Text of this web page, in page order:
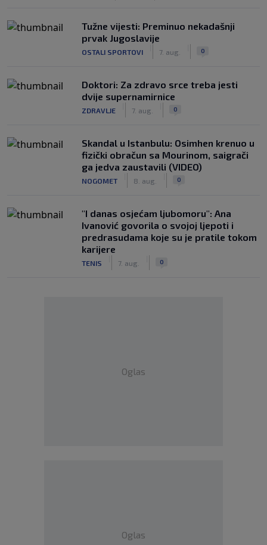
Tužne vijesti: Preminuo nekadašnji
prvak Jugoslavije
OSTALI SPORTOVI 7. aug. 0
Doktori: Za zdravo srce treba jesti
dvije supernamirnice
ZDRAVLJE 7. aug. 0
Skandal u Istanbulu: Osimhen krenuo u
fizički obračun sa Mourinom, saigrači
ga jedva zaustavili (VIDEO)
NOGOMET 8. aug. 0
"I danas osjećam ljubomoru": Ana
Ivanović govorila o svojoj ljepoti i
predrasudama koje su je pratile tokom
karijere
TENIS 7. aug. 0
Oglas
Oglas